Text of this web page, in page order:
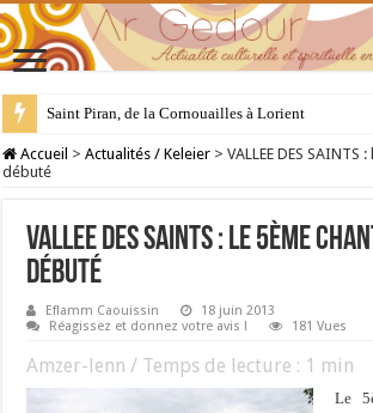
Saint Piran, de la Cornouailles à Lorient
28 juillet : Saint Samson de Dol, père de la
Accueil > Actualités / Keleier > VALLEE DES SAINTS
débuté
VALLEE DES SAINTS : le 5ème
débuté
Eflamm Caouissin
18 juin 2013
Réagissez et donnez votre avis !
181 Vues
Amzer-lenn / Temps de lecture : 1 min
Le